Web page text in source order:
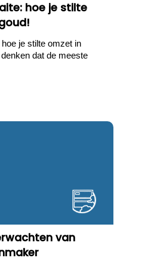
hoe je stilte
je stilte omzet in
dat de meeste
van